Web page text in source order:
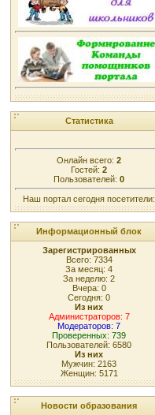
Статистика
Онлайн всего: 2
Гостей: 2
Пользователей: 0
Наш портал сегодня посетители:
Информационный блок
Зарегистрированных
Всего: 7334
За месяц: 4
За неделю: 2
Вчера: 0
Сегодня: 0
Из них
Администраторов: 7
Модераторов: 7
Проверенных: 739
Пользователей: 6580
Из них
Мужчин: 2163
Женщин: 5171
Новости образования